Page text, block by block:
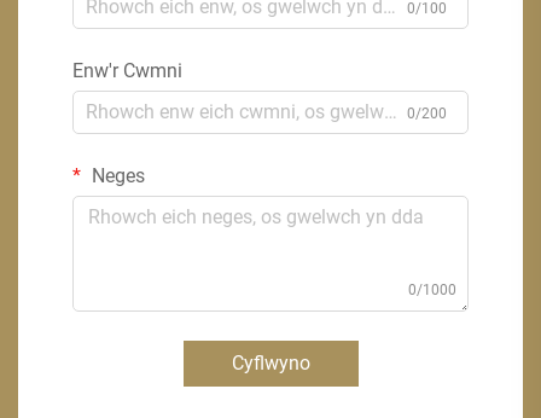
0/100
Enw'r Cwmni
0/200
Neges
0/1000
Cyflwyno